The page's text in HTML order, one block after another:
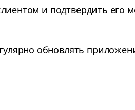
и подтвердить
обновлять